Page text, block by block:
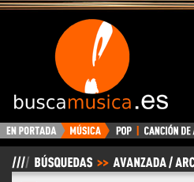
BuscaMusica.es